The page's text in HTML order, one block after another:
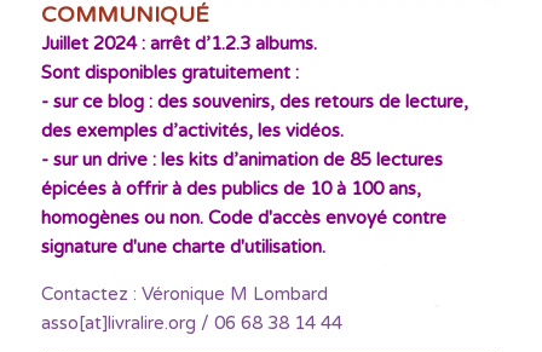
COMMUNIQUÉ
Juillet 2024 : arrêt d’1.2.3 albums.
Sont disponibles gratuitement :
- sur ce blog : des souvenirs, des retours de lecture,
des exemples d’activités, les vidéos.
- sur un drive : les kits d’animation de 85 lectures
épicées à offrir à des publics de 10 à 100 ans,
homogènes ou non. Code d'accès envoyé contre
signature d'une charte d'utilisation.
Contactez : Véronique M Lombard
asso[at]livralire.org / 06 68 38 14 44